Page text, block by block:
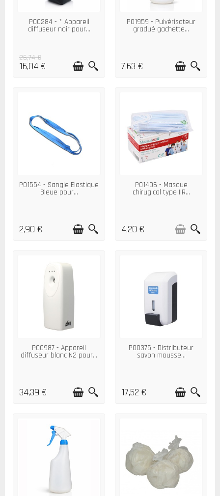
P00284 - * Appareil
diffuseur noir pour...
26,74 €
16,04 €
P01959 - Pulvérisateur
gradué gachette...
7,63 €
P01554 - Sangle Elastique
Bleue pour...
2,90 €
P01406 - Masque
chirugical type IIR...
4,20 €
P00987 - Appareil
diffuseur blanc N2 pour...
34,39 €
P00375 - Distributeur
savon mousse...
17,52 €